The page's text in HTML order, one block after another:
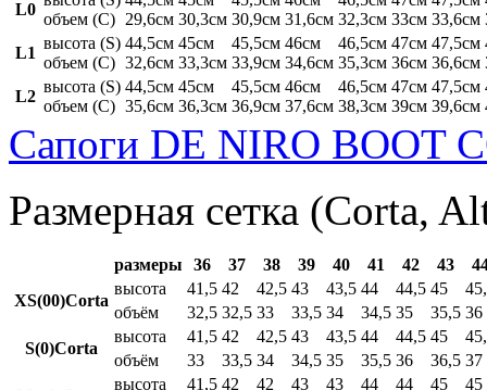
L0
объем (C) 29,6см 30,3см 30,9см 31,6см 32,3см 33см 33,6см
L1
высота (S)
объем (C)
44,5см
32,6см
45см
33,3см
45,5см
33,9см
46см
34,6см
46,5см
35,3см
47см
36см
47,5см
36,6см
L2
высота (S)
объем (C)
44,5см
35,6см
45см
36,3см
45,5см
36,9см
46см
37,6см
46,5см
38,3см
47см
39см
47,5см
39,6см
Сапоги DE NIRO BOOT
Размерная сетка (Corta,
размеры 36 37 38 39 40 41 42 43
XS(00)Corta
высота 41,5 42 42,5 43 43,5 44 44,5 45
объём
32,5 32,5 33 33,5 34 34,5 35 35,5 36
S(0)Corta
высота 41,5 42 42,5 43 43,5 44 44,5 45
объём
33 33,5 34 34,5 35 35,5 36 36,5 37
высота 41,5 42 42 43 43 44 44 45
45